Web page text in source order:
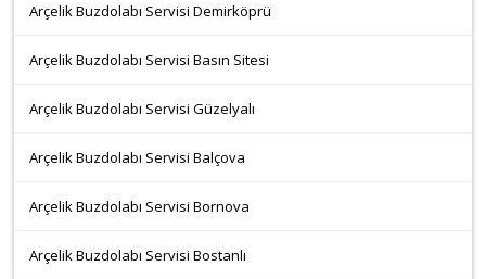
Arçelik Buzdolabı Servisi Demirköprü
Arçelik Buzdolabı Servisi Basın Sitesi
Arçelik Buzdolabı Servisi Güzelyalı
Arçelik Buzdolabı Servisi Balçova
Arçelik Buzdolabı Servisi Bornova
Arçelik Buzdolabı Servisi Bostanlı